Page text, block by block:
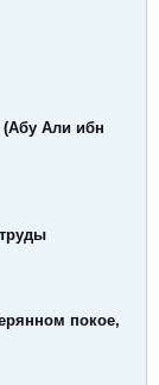
(Абу Али ибн
покое,